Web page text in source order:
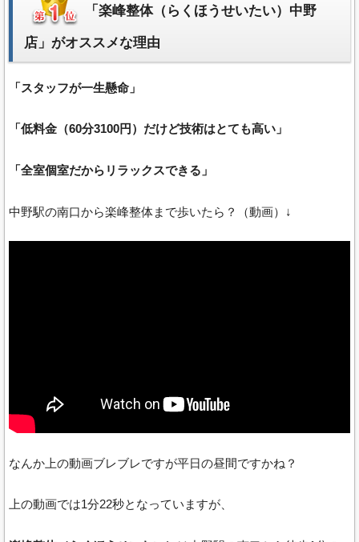
「楽峰整体（らくほうせいたい）中野
店」がオススメな理由
「スタッフが一生懸命」
「低料金（60分3100円）だけど技術はとても高い」
「全室個室だからリラックスできる」
中野駅の南口から楽峰整体まで歩いたら？（動画）↓
なんか上の動画ブレブレですが平日の昼間ですかね？
上の動画では1分22秒となっていますが、